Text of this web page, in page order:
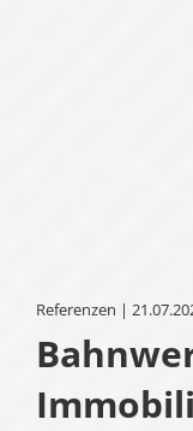
Referenzen |